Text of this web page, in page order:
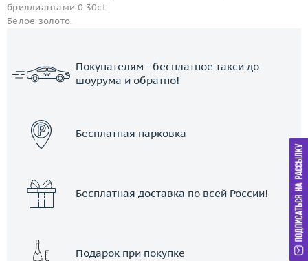
бриллиантами 0.30ct.
Белое золото.
Покупателям - бесплатное такси до
шоурума и обратно!
Бесплатная парковка
Бесплатная доставка по всей России!
Подарок при покупке